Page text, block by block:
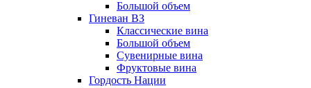
Большой объем
Гиневан ВЗ
Классические вина
Большой объем
Сувенирные вина
Фруктовые вина
Гордость Нации